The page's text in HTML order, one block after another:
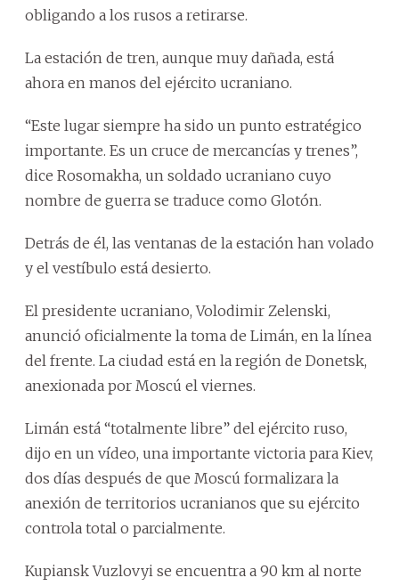
obligando a los rusos a retirarse.
La estación de tren, aunque muy dañada, está
ahora en manos del ejército ucraniano.
“Este lugar siempre ha sido un punto estratégico
importante. Es un cruce de mercancías y trenes”,
dice Rosomakha, un soldado ucraniano cuyo
nombre de guerra se traduce como Glotón.
Detrás de él, las ventanas de la estación han volado
y el vestíbulo está desierto.
El presidente ucraniano, Volodimir Zelenski,
anunció oficialmente la toma de Limán, en la línea
del frente. La ciudad está en la región de Donetsk,
anexionada por Moscú el viernes.
Limán está “totalmente libre” del ejército ruso,
dijo en un vídeo, una importante victoria para Kiev,
dos días después de que Moscú formalizara la
anexión de territorios ucranianos que su ejército
controla total o parcialmente.
Kupiansk Vuzlovyi se encuentra a 90 km al norte